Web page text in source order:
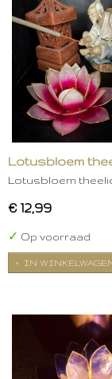
Lotusbloem
Lotusbloem
€ 12,99
✓ Op voorraad
IN